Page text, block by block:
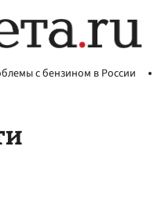
с бензином в России